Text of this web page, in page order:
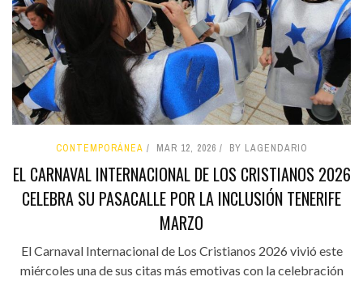
CONTEMPORÁNEA MAR 12, 2026 BY LAGENDARIO
EL CARNAVAL INTERNACIONAL DE LOS CRISTIANOS 2026
CELEBRA SU PASACALLE POR LA INCLUSIÓN TENERIFE
MARZO
El Carnaval Internacional de Los Cristianos 2026 vivió este
miércoles una de sus citas más emotivas con la celebración